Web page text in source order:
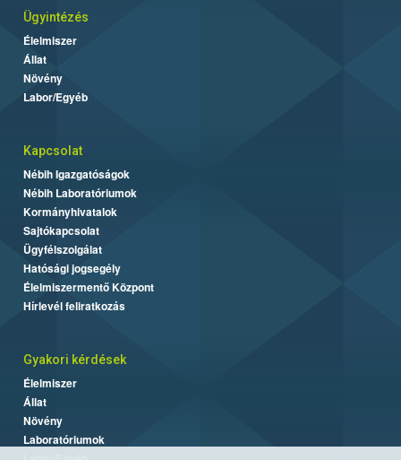
Ügyintézés
Élelmiszer
Állat
Növény
Labor/Egyéb
Kapcsolat
Nébih Igazgatóságok
Nébih Laboratóriumok
Kormányhivatalok
Sajtókapcsolat
Ügyfélszolgálat
Hatósági jogsegély
Élelmiszermentő Központ
Hírlevél feliratkozás
Gyakori kérdések
Élelmiszer
Állat
Növény
Laboratóriumok